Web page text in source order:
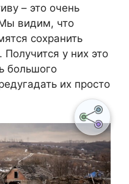
– это очень
видим, что
сохранить
у них это
большого
их просто